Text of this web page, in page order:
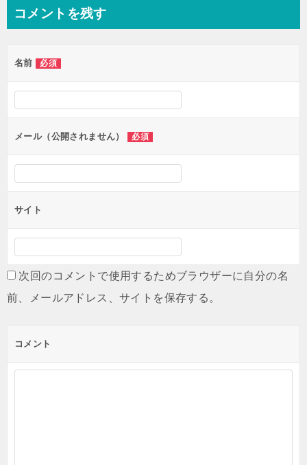
コメントを残す
名前 必須
メール（公開されません） 必須
サイト
次回のコメントで使用するためブラウザーに自分の名
前、メールアドレス、サイトを保存する。
コメント